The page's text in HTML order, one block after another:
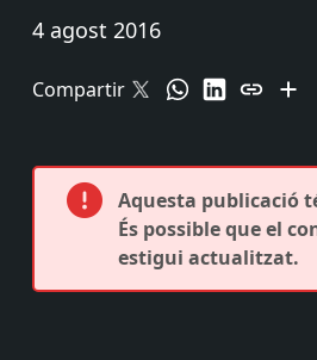
4 agost 2016
Compartir
Aquesta publicació
És possible que el
estigui actualitzat.